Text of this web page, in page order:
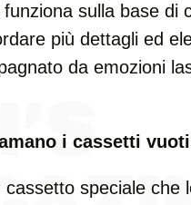
sulla base di
più dettagli ed
da emozioni
i cassetti
speciale che